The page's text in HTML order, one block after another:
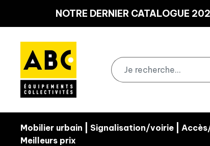
NOTRE DERNIER CATALOGUE
Mobilier urbain Signalisation/voirie
Meilleurs prix